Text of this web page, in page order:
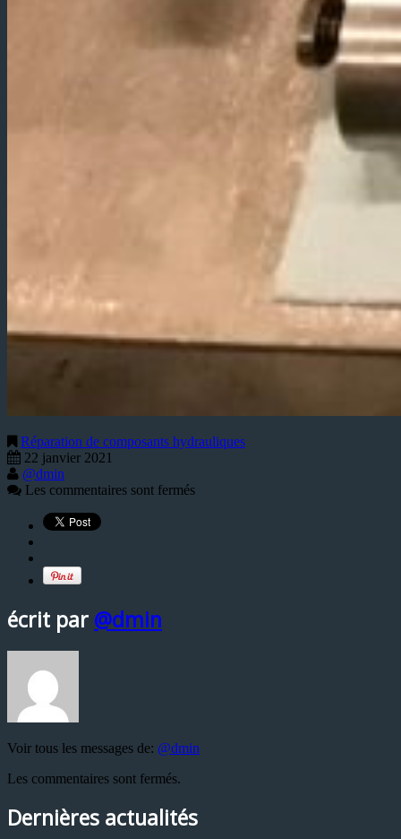
Réparation de composants hydrauliques
22 janvier 2021
@dmin
Les commentaires sont fermés
écrit par @dmin
Voir tous les messages de: @dmin
Les commentaires sont fermés.
Dernières actualités